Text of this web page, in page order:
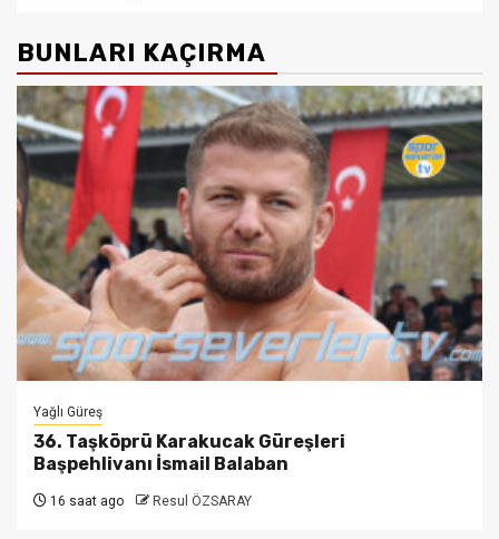
BUNLARI KAÇIRMA
Yağlı Güreş
36. Taşköprü Karakucak Güreşleri
Başpehlivanı İsmail Balaban
16 saat ago Resul ÖZSARAY